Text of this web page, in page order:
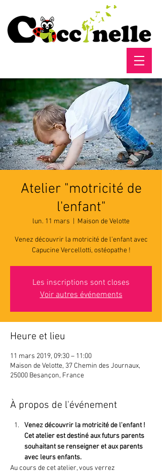
Atelier "motricité de
l'enfant"
lun. 11 mars Maison de Velotte
Venez découvrir la motricité de l'enfant avec
Capucine Vercellotti, ostéopathe !
Les inscriptions sont closes
Voir autres événements
Heure et lieu
11 mars 2019, 09:30 – 11:00
Maison de Velotte, 37 Chemin des Journaux,
25000 Besançon, France
À propos de l'événement
Venez découvrir la motricité de l'enfant !
Cet atelier est destiné aux futurs parents
souhaitant se renseigner et aux parents
avec leurs enfants.
Au cours de cet atelier, vous verrez